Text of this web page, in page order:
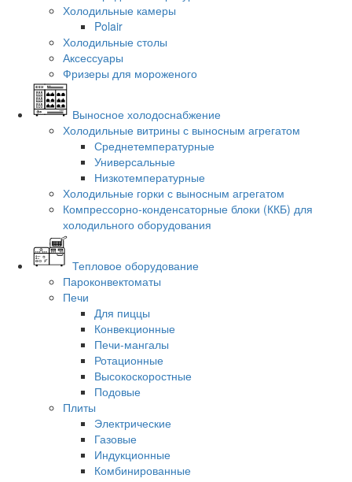
Холодильные камеры
Polair
Холодильные столы
Аксессуары
Фризеры для мороженого
Выносное холодоснабжение
Холодильные витрины с выносным агрегатом
Среднетемпературные
Универсальные
Низкотемпературные
Холодильные горки с выносным агрегатом
Компрессорно-конденсаторные блоки (ККБ) для
холодильного оборудования
Тепловое оборудование
Пароконвектоматы
Печи
Для пиццы
Конвекционные
Печи-мангалы
Ротационные
Высокоскоростные
Подовые
Плиты
Электрические
Газовые
Индукционные
Комбинированные